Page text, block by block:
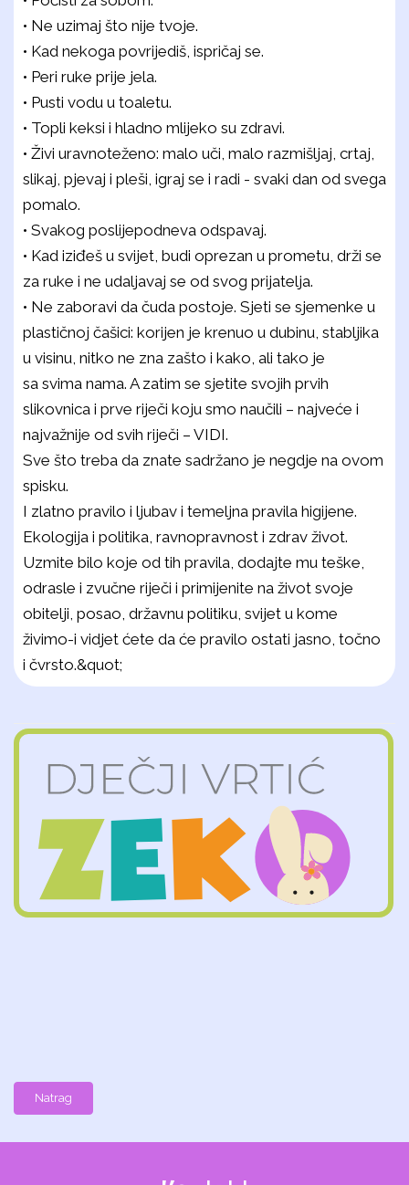
• Ne uzimaj što nije tvoje.
• Kad nekoga povrijediš, ispričaj se.
• Peri ruke prije jela.
• Pusti vodu u toaletu.
• Topli keksi i hladno mlijeko su zdravi.
• Živi uravnoteženo: malo uči, malo razmišljaj, crtaj,
slikaj, pjevaj i pleši, igraj se i radi - svaki dan od svega
pomalo.
• Svakog poslijepodneva odspavaj.
• Kad iziđeš u svijet, budi oprezan u prometu, drži se
za ruke i ne udaljavaj se od svog prijatelja.
• Ne zaboravi da čuda postoje. Sjeti se sjemenke u
plastičnoj čašici: korijen je krenuo u dubinu, stabljika
u visinu, nitko ne zna zašto i kako, ali tako je
sa svima nama. A zatim se sjetite svojih prvih
slikovnica i prve riječi koju smo naučili – najveće i
najvažnije od svih riječi – VIDI.
Sve što treba da znate sadržano je negdje na ovom
spisku.
I zlatno pravilo i ljubav i temeljna pravila higijene.
Ekologija i politika, ravnopravnost i zdrav život.
Uzmite bilo koje od tih pravila, dodajte mu teške,
odrasle i zvučne riječi i primijenite na život svoje
obitelji, posao, državnu politiku, svijet u kome
živimo-i vidjet ćete da će pravilo ostati jasno, točno
i čvrsto.&quot;
Natrag